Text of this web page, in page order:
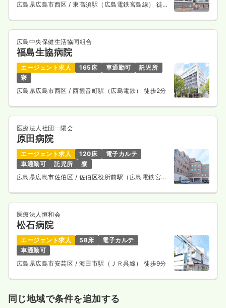
広島県広島市西区/ 東高須駅（広島電鉄宮島線） 徒歩
広島中央保健生活協同組合
福島生協病院
エージェント求人 165床 車通勤可
託児所
寮
広島県広島市西区/ 西観音町駅（広島電鉄） 徒歩2分
医療法人社団一陽会
原田病院
エージェント求人 120床
電子カルテ
車通勤可
託児所
寮
広島県広島市佐伯区 / 佐伯区役所前駅（広島電鉄宮島
医療法人恒和会
松石病院
エージェント求人 58床
電子カルテ
車通勤可
広島県広島市安芸区 / 海田市駅（ＪＲ呉線） 徒歩9分
同じ地域で条件を追加する